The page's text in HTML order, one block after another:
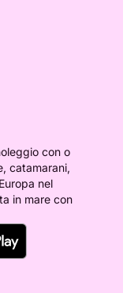
con o
catamarani,
nel
in mare con